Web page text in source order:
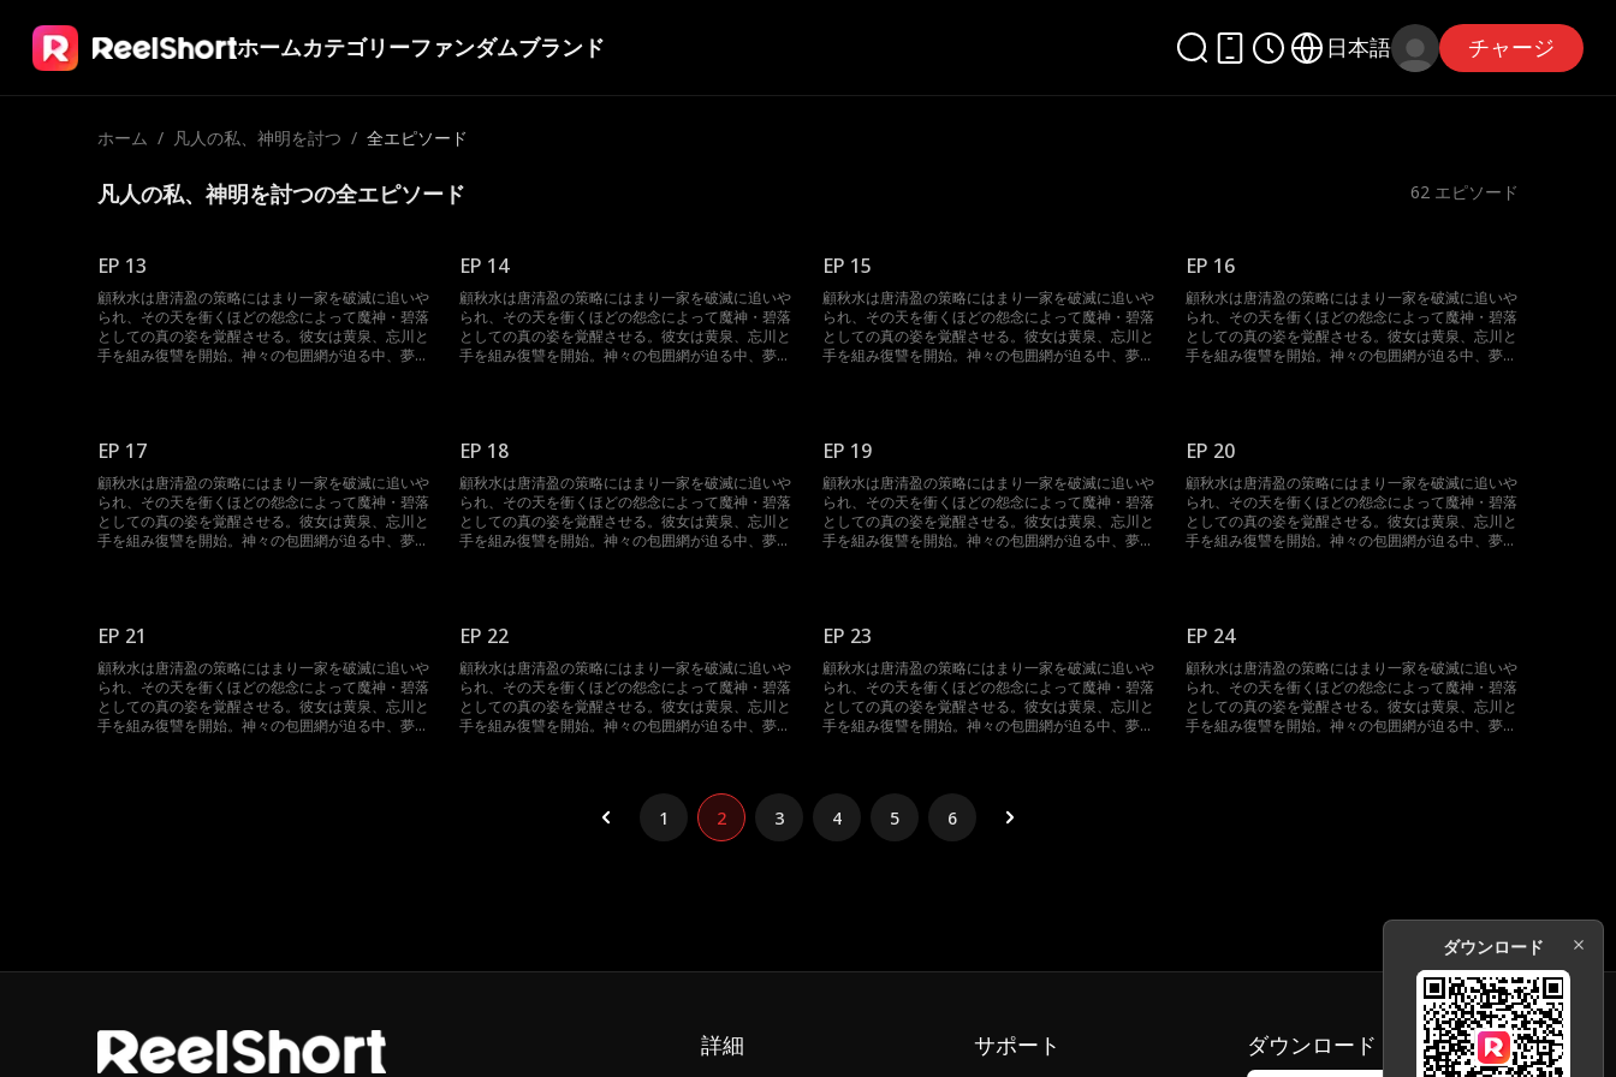
ホームカテゴリーファンダムブランド 日本語 チャージ
ホーム / 凡人の私、神明を討つ / 全エピソード
凡人の私、神明を討つの全エピソード 62 エピソード
EP 13
顧秋水は唐清盈の策略にはまり一家を破滅に追いや
られ、その天を衝くほどの怨念によって魔神・碧落
としての真の姿を覚醒させる。彼女は黄泉、忘川と
手を組み復讐を開始。神々の包囲網が迫る中、夢境
EP 14
顧秋水は唐清盈の策略にはまり一家を破滅に追いや
られ、その天を衝くほどの怨念によって魔神・碧落
としての真の姿を覚醒させる。彼女は黄泉、忘川と
手を組み復讐を開始。神々の包囲網が迫る中、夢境
EP 15
顧秋水は唐清盈の策略にはまり一家を破滅に追いや
られ、その天を衝くほどの怨念によって魔神・碧落
としての真の姿を覚醒させる。彼女は黄泉、忘川と
手を組み復讐を開始。神々の包囲網が迫る中、夢境
EP 16
顧秋水は唐清盈の策略にはまり一家を破滅に追いや
られ、その天を衝くほどの怨念によって魔神・碧落
としての真の姿を覚醒させる。彼女は黄泉、忘川と
手を組み復讐を開始。神々の包囲網が迫る中、夢境
EP 17
顧秋水は唐清盈の策略にはまり一家を破滅に追いや
られ、その天を衝くほどの怨念によって魔神・碧落
としての真の姿を覚醒させる。彼女は黄泉、忘川と
手を組み復讐を開始。神々の包囲網が迫る中、夢境
EP 18
顧秋水は唐清盈の策略にはまり一家を破滅に追いや
られ、その天を衝くほどの怨念によって魔神・碧落
としての真の姿を覚醒させる。彼女は黄泉、忘川と
手を組み復讐を開始。神々の包囲網が迫る中、夢境
EP 19
顧秋水は唐清盈の策略にはまり一家を破滅に追いや
られ、その天を衝くほどの怨念によって魔神・碧落
としての真の姿を覚醒させる。彼女は黄泉、忘川と
手を組み復讐を開始。神々の包囲網が迫る中、夢境
EP 20
顧秋水は唐清盈の策略にはまり一家を破滅に追いや
られ、その天を衝くほどの怨念によって魔神・碧落
としての真の姿を覚醒させる。彼女は黄泉、忘川と
手を組み復讐を開始。神々の包囲網が迫る中、夢境
EP 21
顧秋水は唐清盈の策略にはまり一家を破滅に追いや
られ、その天を衝くほどの怨念によって魔神・碧落
としての真の姿を覚醒させる。彼女は黄泉、忘川と
手を組み復讐を開始。神々の包囲網が迫る中、夢境
EP 22
顧秋水は唐清盈の策略にはまり一家を破滅に追いや
られ、その天を衝くほどの怨念によって魔神・碧落
としての真の姿を覚醒させる。彼女は黄泉、忘川と
手を組み復讐を開始。神々の包囲網が迫る中、夢境
EP 23
顧秋水は唐清盈の策略にはまり一家を破滅に追いや
られ、その天を衝くほどの怨念によって魔神・碧落
としての真の姿を覚醒させる。彼女は黄泉、忘川と
手を組み復讐を開始。神々の包囲網が迫る中、夢境
EP 24
顧秋水は唐清盈の策略にはまり一家を破滅に追いや
られ、その天を衝くほどの怨念によって魔神・碧落
としての真の姿を覚醒させる。彼女は黄泉、忘川と
手を組み復讐を開始。神々の包囲網が迫る中、夢境
1 2 3 4 5 6
詳細 サポート ダウンロード
ダウンロード